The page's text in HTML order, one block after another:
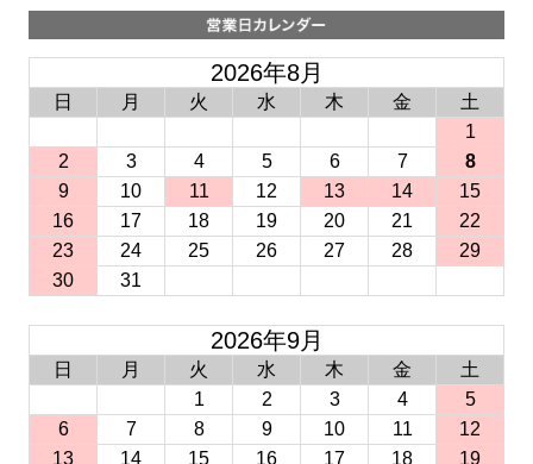
2026年8月
日 月 火 水 木 金
土
1
2
3 4 5 6 7
8
9
10 11 12 13 14
15
16
17 18 19 20 21
22
23
24 25 26 27 28
29
30
31
2026年9月
日 月 火 水 木 金
土
1
2 3 4
5
6
7 8 9 10 11
12
13
14 15 16 17 18 19